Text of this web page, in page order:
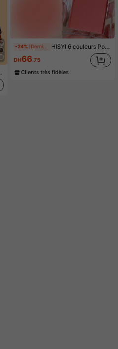
capacité pour femmes d'âge moyen
-24% HISYI 6 couleurs Poudre Blush, Fini mat naturel longue durée, Contour et Mise en valeur du Visage, Poudre Blush Couleur Unie, Compact et Portable, Convient pour les Voyages
DH66.75
Clients très fidèles